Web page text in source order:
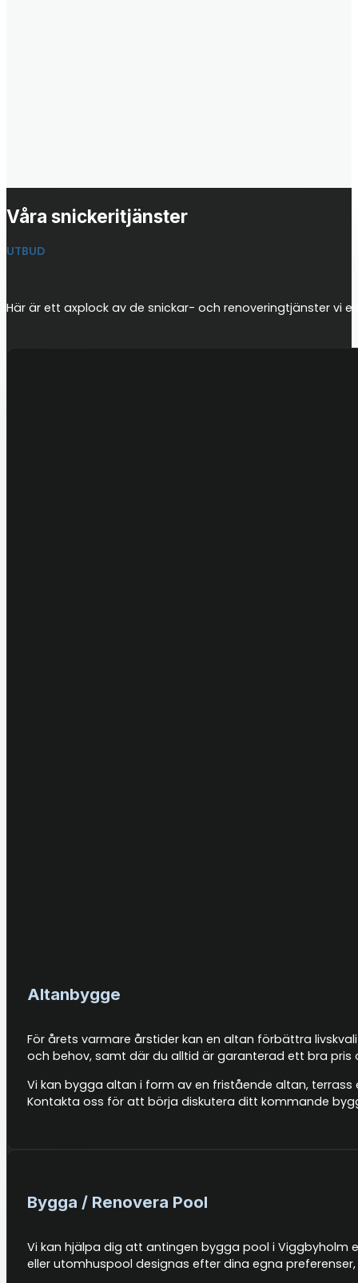
Våra snickeritjänster
UTBUD
Här är ett axplock av de snickar- och renoveringtjänster vi
Altanbygge
För årets varmare årstider kan en altan förbättra
och behov, samt där du alltid är garanterad ett bra
Vi kan bygga altan i form av en fristående altan,
Kontakta oss för att börja diskutera ditt kommande
Bygga / Renovera Pool
Vi kan hjälpa dig att antingen bygga pool i
eller utomhuspool designas efter dina egna